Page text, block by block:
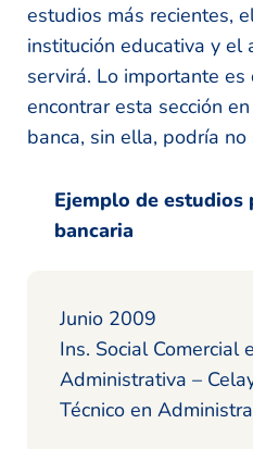
estudios más recientes,
institución educativa y el
servirá. Lo importante
encontrar esta sección
banca, sin ella, podría
Ejemplo de estudios
bancaria
Junio 2009
Ins. Social Comercial
Administrativa –
Técnico en